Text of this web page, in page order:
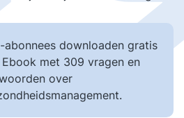
abonnees downloaden gratis
Ebook met 309 vragen en
over